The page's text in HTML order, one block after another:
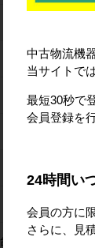
スロープ
車
中古物流機
当サイトで
最短30秒で
会員登録を
24時間い
会員の方に
さらに、見